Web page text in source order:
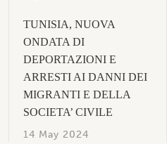
TUNISIA, NUOVA
ONDATA DI
DEPORTAZIONI E
ARRESTI AI DANNI DEI
MIGRANTI E DELLA
SOCIETA’ CIVILE
14 May 2024